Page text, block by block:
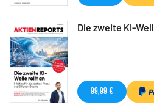
Die zweite KI-
99,99 €